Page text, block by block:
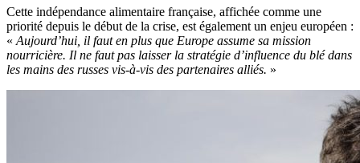
Cette indépendance alimentaire française, affichée comme une
priorité depuis le début de la crise, est également un enjeu européen :
« Aujourd’hui, il faut en plus que Europe assume sa mission
nourricière. Il ne faut pas laisser la stratégie d’influence du blé dans
les mains des russes vis-à-vis des partenaires alliés. »